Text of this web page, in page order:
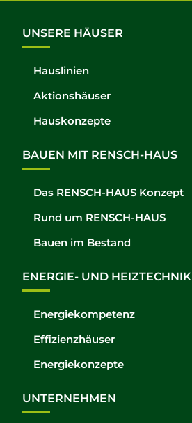
UNSERE HÄUSER
Hauslinien
Aktionshäuser
Hauskonzepte
BAUEN MIT RENSCH-HAUS
Das RENSCH-HAUS Konzept
Rund um RENSCH-HAUS
Bauen im Bestand
ENERGIE- UND HEIZTECHNIK
Energiekompetenz
Effizienzhäuser
Energiekonzepte
UNTERNEHMEN